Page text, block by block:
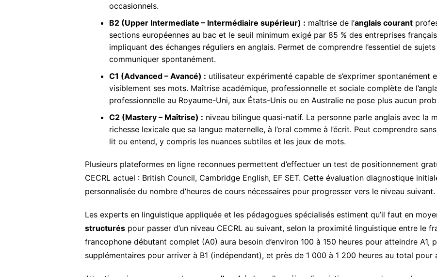
occasionnels.
B2 (Upper Intermediate – Intermédiaire supérieur) : maîtrise de l’anglais courant
sections européennes au bac et le seuil minimum exigé par 85 % des entreprises
impliquant des échanges réguliers en anglais. Permet de comprendre l’essentiel de
communiquer spontanément.
C1 (Advanced – Avancé) : utilisateur expérimenté capable de s’exprimer spontanément
visiblement ses mots. Maîtrise académique, professionnelle et sociale complète de
professionnelle au Royaume-Uni, aux États-Unis ou en Australie ne pose plus aucun
C2 (Mastery – Maîtrise) : niveau bilingue quasi-natif. La personne parle anglais avec la
richesse lexicale que sa langue maternelle, à l’oral comme à l’écrit. Peut comprendre
lit ou entend, y compris les nuances subtiles et les jeux de mots.
Plusieurs plateformes en ligne reconnues permettent d’effectuer un test de positionnement
CECRL actuel : British Council, Cambridge English, EF SET. Cette évaluation diagnostique
personnalisée du nombre d’heures de cours nécessaires pour progresser vers le niveau suivant.
Les experts en linguistique appliquée et les pédagogues spécialisés estiment qu’il faut en
structurés pour passer d’un niveau CECRL au suivant, selon la proximité linguistique entre le
francophone débutant complet (A0) aura besoin d’environ 100 à 150 heures pour atteindre A1,
supplémentaires pour arriver à B1 (indépendant), et près de 1 000 à 1 200 heures au total